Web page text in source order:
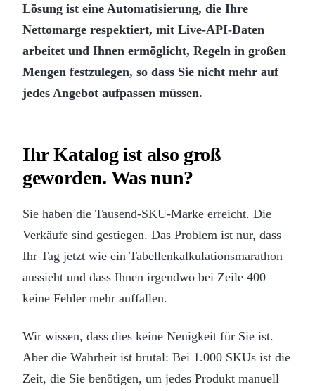
Lösung ist eine Automatisierung, die Ihre
Nettomarge respektiert, mit Live-API-Daten
arbeitet und Ihnen ermöglicht, Regeln in großen
Mengen festzulegen, so dass Sie nicht mehr auf
jedes Angebot aufpassen müssen.
Ihr Katalog ist also groß
geworden. Was nun?
Sie haben die Tausend-SKU-Marke erreicht. Die
Verkäufe sind gestiegen. Das Problem ist nur, dass
Ihr Tag jetzt wie ein Tabellenkalkulationsmarathon
aussieht und dass Ihnen irgendwo bei Zeile 400
keine Fehler mehr auffallen.
Wir wissen, dass dies keine Neuigkeit für Sie ist.
Aber die Wahrheit ist brutal: Bei 1.000 SKUs ist die
Zeit, die Sie benötigen, um jedes Produkt manuell